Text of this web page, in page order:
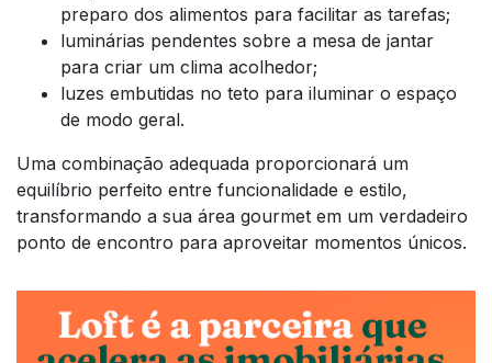
preparo dos alimentos para facilitar as tarefas;
luminárias pendentes sobre a mesa de jantar
para criar um clima acolhedor;
luzes embutidas no teto para iluminar o espaço
de modo geral.
Uma combinação adequada proporcionará um
equilíbrio perfeito entre funcionalidade e estilo,
transformando a sua área gourmet em um verdadeiro
ponto de encontro para aproveitar momentos únicos.